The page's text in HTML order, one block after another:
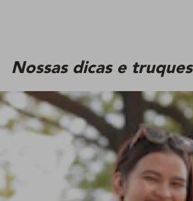
Nossas dicas e truques